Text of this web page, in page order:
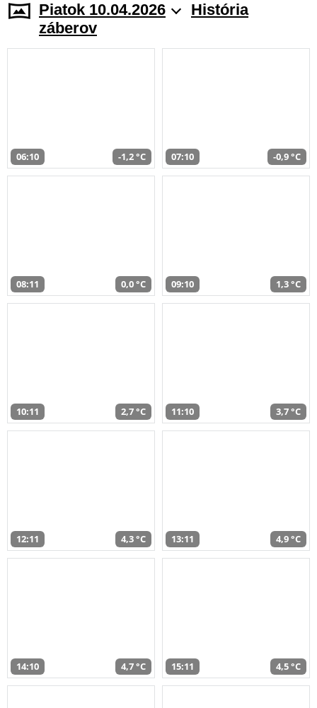
Piatok 10.04.2026
História
záberov
06:10 -1,2 °C 07:10 -0,9 °C
08:11 0,0 °C 09:10 1,3 °C
10:11 2,7 °C 11:10 3,7 °C
12:11 4,3 °C 13:11 4,9 °C
14:10 4,7 °C 15:11 4,5 °C